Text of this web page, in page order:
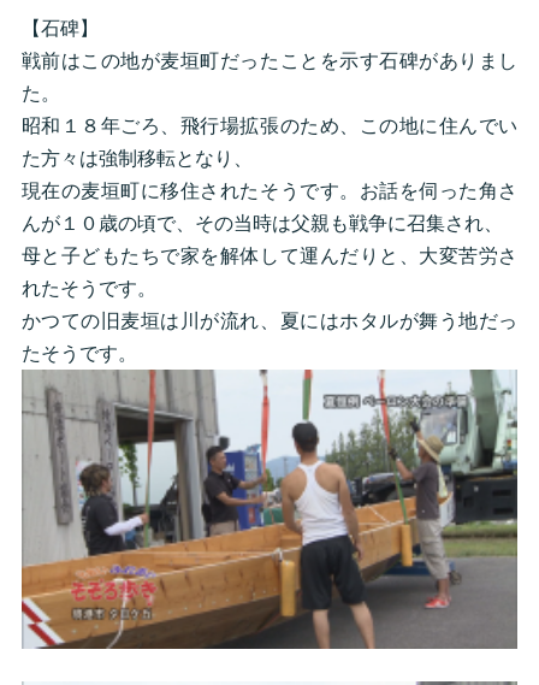
【石碑】
戦前はこの地が麦垣町だったことを示す石碑がありまし
た。
昭和１８年ごろ、飛行場拡張のため、この地に住んでい
た方々は強制移転となり、
現在の麦垣町に移住されたそうです。お話を伺った角さ
んが１０歳の頃で、その当時は父親も戦争に召集され、
母と子どもたちで家を解体して運んだりと、大変苦労さ
れたそうです。
かつての旧麦垣は川が流れ、夏にはホタルが舞う地だっ
たそうです。